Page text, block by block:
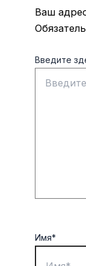
Ваш
Введите
Имя*